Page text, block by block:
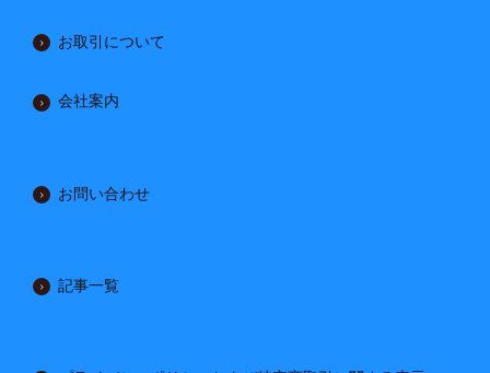
お取引について
会社案内
お問い合わせ
記事一覧